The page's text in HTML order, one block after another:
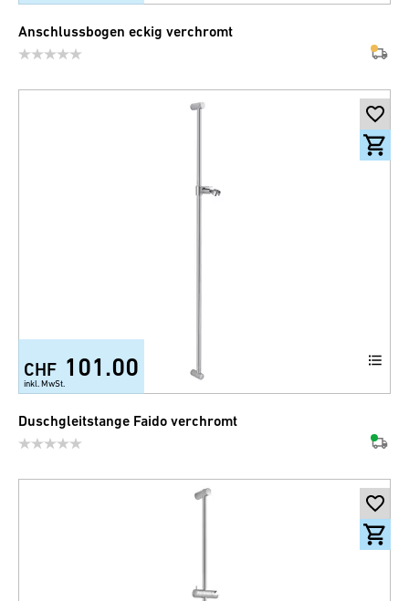
Anschlussbogen eckig verchromt
CHF 101.00
inkl. MwSt.
Duschgleitstange Faido verchromt